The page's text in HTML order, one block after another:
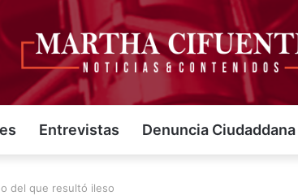
Entrevistas Denuncia Ciudaddana
del que resultó ileso